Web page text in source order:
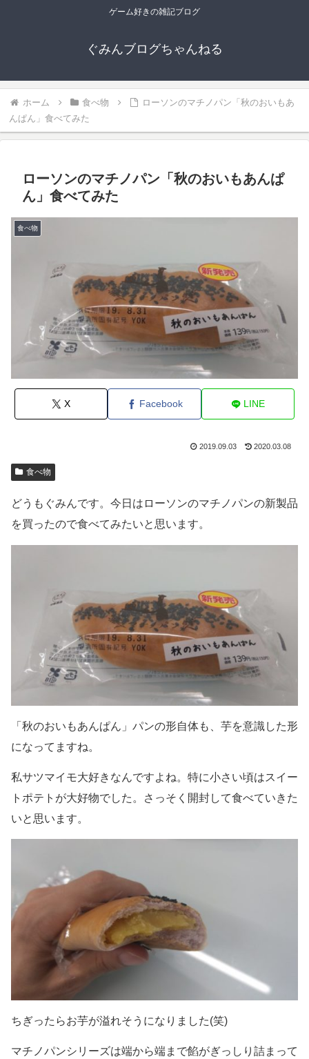
ゲーム好きの雑記ブログ
ぐみんブログちゃんねる
ホーム 食べ物
ローソンのマチノパン「秋のおいもあ
んぱん」食べてみた
ローソンのマチノパン「秋のおいもあんぱ
ん」食べてみた
食べ物
X Facebook LINE
2019.09.03 2020.03.08
食べ物
どうもぐみんです。今日はローソンのマチノパンの新製品
を買ったので食べてみたいと思います。
「秋のおいもあんぱん」パンの形自体も、芋を意識した形
になってますね。
私サツマイモ大好きなんですよね。特に小さい頃はスイー
トポテトが大好物でした。さっそく開封して食べていきた
いと思います。
ちぎったらお芋が溢れそうになりました(笑)
マチノパンシリーズは端から端まで餡がぎっしり詰まって